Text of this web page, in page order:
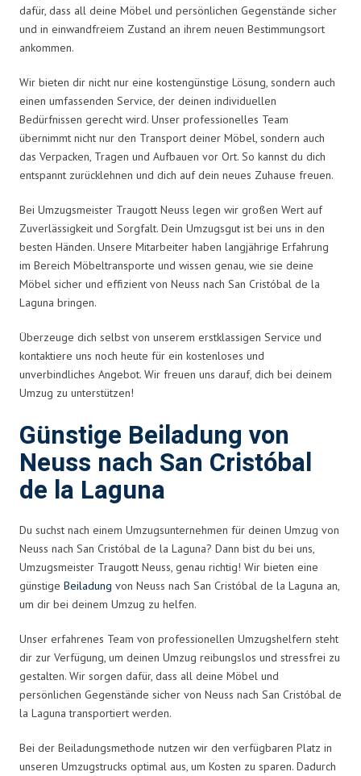
dafür, dass all deine Möbel und persönlichen Gegenstände sicher
und in einwandfreiem Zustand an ihrem neuen Bestimmungsort
ankommen.
Wir bieten dir nicht nur eine kostengünstige Lösung, sondern auch
einen umfassenden Service, der deinen individuellen
Bedürfnissen gerecht wird. Unser professionelles Team
übernimmt nicht nur den Transport deiner Möbel, sondern auch
das Verpacken, Tragen und Aufbauen vor Ort. So kannst du dich
entspannt zurücklehnen und dich auf dein neues Zuhause freuen.
Bei Umzugsmeister Traugott Neuss legen wir großen Wert auf
Zuverlässigkeit und Sorgfalt. Dein Umzugsgut ist bei uns in den
besten Händen. Unsere Mitarbeiter haben langjährige Erfahrung
im Bereich Möbeltransporte und wissen genau, wie sie deine
Möbel sicher und effizient von Neuss nach San Cristóbal de la
Laguna bringen.
Überzeuge dich selbst von unserem erstklassigen Service und
kontaktiere uns noch heute für ein kostenloses und
unverbindliches Angebot. Wir freuen uns darauf, dich bei deinem
Umzug zu unterstützen!
Günstige Beiladung von
Neuss nach San Cristóbal
de la Laguna
Du suchst nach einem Umzugsunternehmen für deinen Umzug von
Neuss nach San Cristóbal de la Laguna? Dann bist du bei uns,
Umzugsmeister Traugott Neuss, genau richtig! Wir bieten eine
günstige Beiladung von Neuss nach San Cristóbal de la Laguna an,
um dir bei deinem Umzug zu helfen.
Unser erfahrenes Team von professionellen Umzugshelfern steht
dir zur Verfügung, um deinen Umzug reibungslos und stressfrei zu
gestalten. Wir sorgen dafür, dass all deine Möbel und
persönlichen Gegenstände sicher von Neuss nach San Cristóbal de
la Laguna transportiert werden.
Bei der Beiladungsmethode nutzen wir den verfügbaren Platz in
unseren Umzugstrucks optimal aus, um Kosten zu sparen. Dadurch